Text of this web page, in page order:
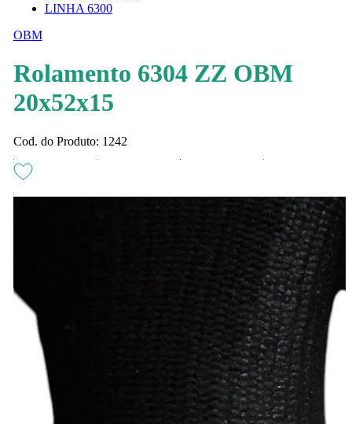
LINHA 6300
OBM
Rolamento 6304 ZZ OBM
20x52x15
Cod. do Produto: 1242